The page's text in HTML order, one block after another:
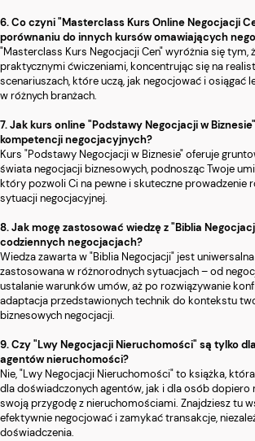
6. Co czyni "Masterclass Kurs Online Negocjacji
porównaniu do innych kursów omawiających
"Masterclass Kurs Negocjacji Cen" wyróżnia się tym,
praktycznymi ćwiczeniami, koncentrując się na
scenariuszach, które uczą, jak negocjować i osiągać
w różnych branżach.
7. Jak kurs online "Podstawy Negocjacji w
kompetencji negocjacyjnych?
Kurs "Podstawy Negocjacji w Biznesie" oferuje
świata negocjacji biznesowych, podnosząc Twoje
który pozwoli Ci na pewne i skuteczne prowadzenie
sytuacji negocjacyjnej.
8. Jak mogę zastosować wiedzę z "Biblia
codziennych negocjacjach?
Wiedza zawarta w "Biblia Negocjacji" jest
zastosowana w różnorodnych sytuacjach – od
ustalanie warunków umów, aż po rozwiązywanie
adaptacja przedstawionych technik do kontekstu
biznesowych negocjacji.
9. Czy "Lwy Negocjacji Nieruchomości" są tylko
agentów nieruchomości?
Nie, "Lwy Negocjacji Nieruchomości" to książka,
dla doświadczonych agentów, jak i dla osób dopiero
swoją przygodę z nieruchomościami. Znajdziesz tu
efektywnie negocjować i zamykać transakcje,
doświadczenia.